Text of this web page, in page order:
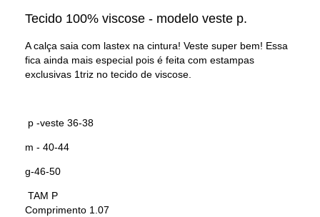
Tecido 100% viscose - modelo veste p.
A calça saia com lastex na cintura! Veste super bem! Essa
fica ainda mais especial pois é feita com estampas
exclusivas 1triz no tecido de viscose.
p -veste 36-38
m - 40-44
g-46-50
TAM P
Comprimento 1.07